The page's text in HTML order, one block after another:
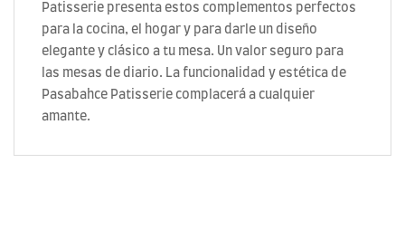
Patisserie presenta estos complementos perfectos
para la cocina, el hogar y para darle un diseño
elegante y clásico a tu mesa. Un valor seguro para
las mesas de diario. La funcionalidad y estética de
Pasabahce Patisserie complacerá a cualquier
amante.